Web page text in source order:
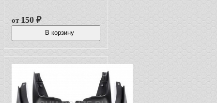
от 150 ₽
В корзину